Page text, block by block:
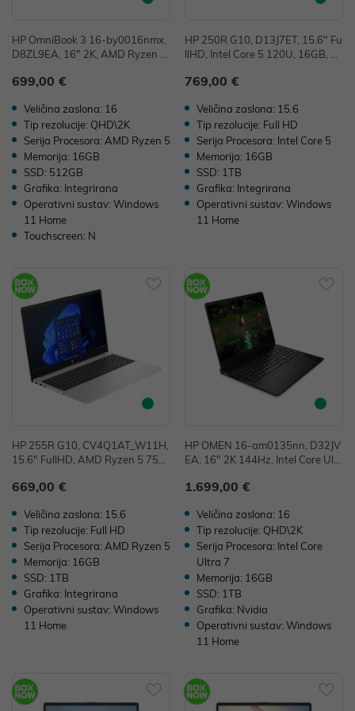
HP OmniBook 3 16-by0016nmx,
D8ZL9EA, 16" 2K, AMD Ryzen 5
tegrated Graphics
699,00 €
Veličina zaslona: 16
Tip rezolucije: QHD\2K
Serija Procesora: AMD Ryzen 5
Memorija: 16GB
SSD: 512GB
Grafika: Integrirana
Operativni sustav: Windows
11 Home
Touchscreen: N
HP 250R G10, D13J7ET, 15.6" Fu
llHD, Intel Core 5 120U, 16GB, 1T
769,00 €
Veličina zaslona: 15.6
Tip rezolucije: Full HD
Serija Procesora: Intel Core 5
Memorija: 16GB
SSD: 1TB
Grafika: Integrirana
Operativni sustav: Windows
11 Home
HP 255R G10, CV4Q1AT_W11H,
15.6" FullHD, AMD Ryzen 5 753
D Radeon Graphics
669,00 €
Veličina zaslona: 15.6
Tip rezolucije: Full HD
Serija Procesora: AMD Ryzen 5
Memorija: 16GB
SSD: 1TB
Grafika: Integrirana
Operativni sustav: Windows
11 Home
HP OMEN 16-am0135nn, D32JV
EA, 16" 2K 144Hz, Intel Core Ultr
H, NVIDIA GeForce RTX 5060 8G
1.699,00 €
Veličina zaslona: 16
Tip rezolucije: QHD\2K
Serija Procesora: Intel Core
Ultra 7
Memorija: 16GB
SSD: 1TB
Grafika: Nvidia
Operativni sustav: Windows
11 Home